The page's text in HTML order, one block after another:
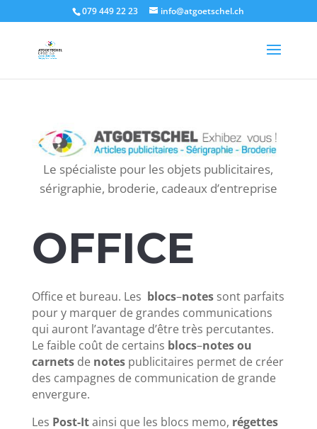
Authorization: Basic CLIENT_API:CLIENT_SECRET
079 449 22 23 info@atgoetschel.ch
Le spécialiste pour les objets publicitaires,
sérigraphie, broderie, cadeaux d’entreprise
OFFICE
Office et bureau. Les blocs–notessont parfaits
pour y marquer de grandes communications
qui auront l’avantage d’être très percutantes.
Le faible coût de certains blocs–notes ou
carnetsde notespublicitaires permet de créer
des campagnes de communication de grande
envergure.
Les Post-Itainsi que les blocs memo, régettes